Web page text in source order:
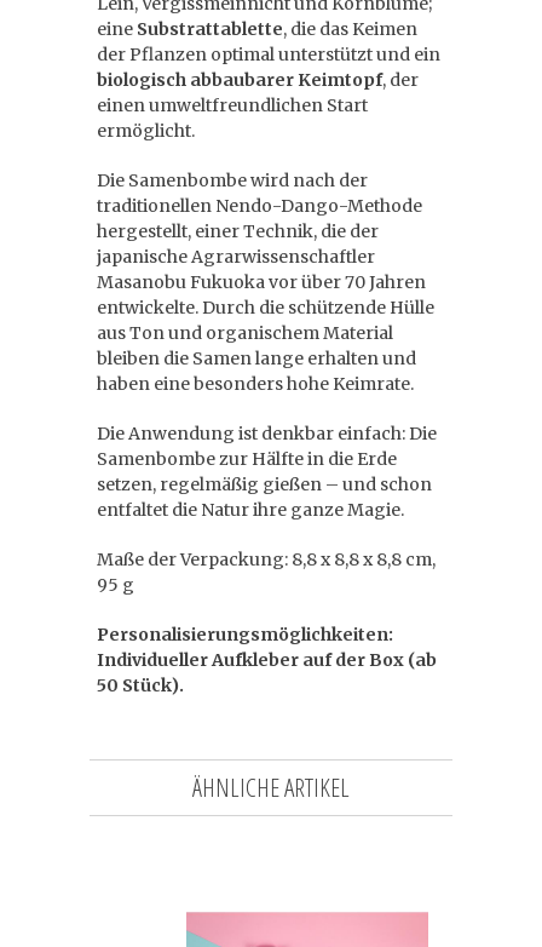
eine Substrattablette, die das Keimen
der Pflanzen optimal unterstützt und ein
biologisch abbaubarer Keimtopf, der
einen umweltfreundlichen Start
ermöglicht.
Die Samenbombe wird nach der
traditionellen Nendo-Dango-Methode
hergestellt, einer Technik, die der
japanische Agrarwissenschaftler
Masanobu Fukuoka vor über 70 Jahren
entwickelte. Durch die schützende Hülle
aus Ton und organischem Material
bleiben die Samen lange erhalten und
haben eine besonders hohe Keimrate.
Die Anwendung ist denkbar einfach: Die
Samenbombe zur Hälfte in die Erde
setzen, regelmäßig gießen – und schon
entfaltet die Natur ihre ganze Magie.
Maße der Verpackung: 8,8 x 8,8 x 8,8 cm,
95 g
Personalisierungsmöglichkeiten:
Individueller Aufkleber auf der Box (ab
50 Stück).
ÄHNLICHE ARTIKEL